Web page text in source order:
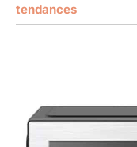
tendances